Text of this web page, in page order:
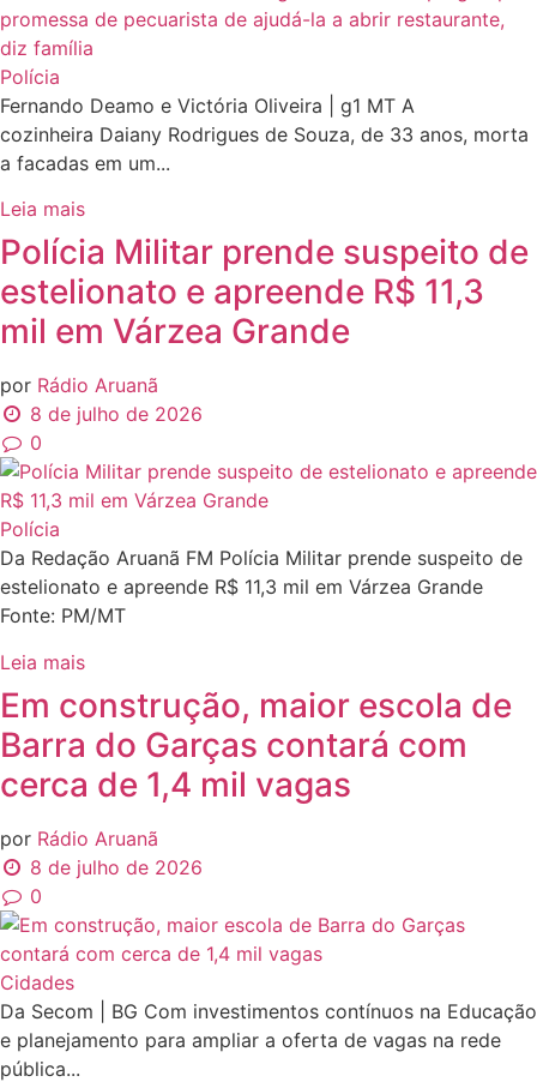
Polícia
Fernando Deamo e Victória Oliveira | g1 MT A
cozinheira Daiany Rodrigues de Souza, de 33 anos, morta
a facadas em um...
Leia mais
Polícia Militar prende suspeito de
estelionato e apreende R$ 11,3
mil em Várzea Grande
por Rádio Aruanã
8 de julho de 2026
0
Polícia
Da Redação Aruanã FM Polícia Militar prende suspeito de
estelionato e apreende R$ 11,3 mil em Várzea Grande
Fonte: PM/MT
Leia mais
Em construção, maior escola de
Barra do Garças contará com
cerca de 1,4 mil vagas
por Rádio Aruanã
8 de julho de 2026
0
Cidades
Da Secom | BG Com investimentos contínuos na Educação
e planejamento para ampliar a oferta de vagas na rede
pública...